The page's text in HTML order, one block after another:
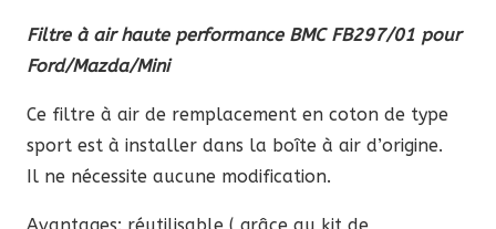
Ford/Mazda/Mini
Filtre à air haute performance BMC FB297/01 pour
Ford/Mazda/Mini
Ce filtre à air de remplacement en coton de type
sport est à installer dans la boîte à air d’origine.
Il ne nécessite aucune modification.